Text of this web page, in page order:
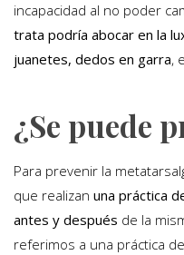
incapacidad al no poder
trata podría abocar en la
juanetes, dedos en garra,
¿Se puede
Para prevenir la
que realizan una práctica
antes y después de la
referimos a una práctica